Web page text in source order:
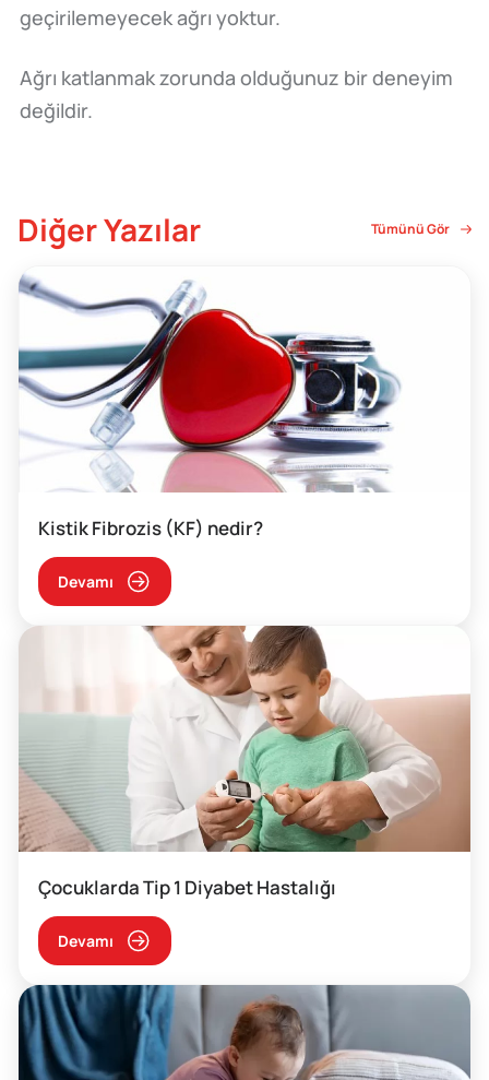
geçirilemeyecek ağrı yoktur.
Ağrı katlanmak zorunda olduğunuz bir deneyim
değildir.
Diğer Yazılar Tümünü Gör
Kistik Fibrozis (KF) nedir?
Devamı
Çocuklarda Tip 1 Diyabet Hastalığı
Devamı